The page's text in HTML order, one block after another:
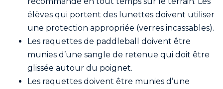
élèves qui portent des lunettes doivent utiliser
une protection appropriée (verres incassables).
Les raquettes de paddleball doivent être
munies d’une sangle de retenue qui doit être
glissée autour du poignet.
Les raquettes doivent être munies d’une